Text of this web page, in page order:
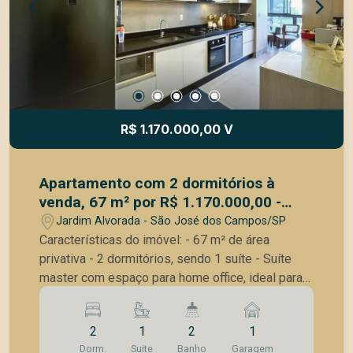
Condomínio fechado Pronto para construir
Documentação regularizada Excelente opção
para residência Ambiente tranquilo e seguro Uma
ótima oportunidade para construir um projeto
personalizado em um condomínio fechado e
valorizar seu investimento. Entre em contato para
mais informações e agende uma visita.
R$ 1.170.000,00 V
Apartamento com 2 dormitórios à
venda, 67 m² por R$ 1.170.000,00 -
Jardim Aquarius - São José dos
Campos/SP
Jardim Alvorada - São José dos Campos/SP
Características do imóvel: - 67 m² de área
privativa - 2 dormitórios, sendo 1 suíte - Suíte
master com espaço para home office, ideal para
quem trabalha ou estuda em casa - Banheiro
social com box Blindex e armário planejado - Sala
de estar e jantar integradas - Varanda gourmet
2
Dorm.
1
Suite
2
Banho
1
Garagem